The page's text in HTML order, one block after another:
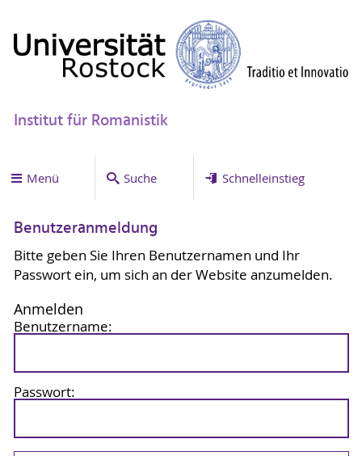
Institut für Romanistik
Menü Suche Schnelleinstieg
Benutzeranmeldung
Bitte geben Sie Ihren Benutzernamen und Ihr
Passwort ein, um sich an der Website anzumelden.
Anmelden
Benutzername:
Passwort: